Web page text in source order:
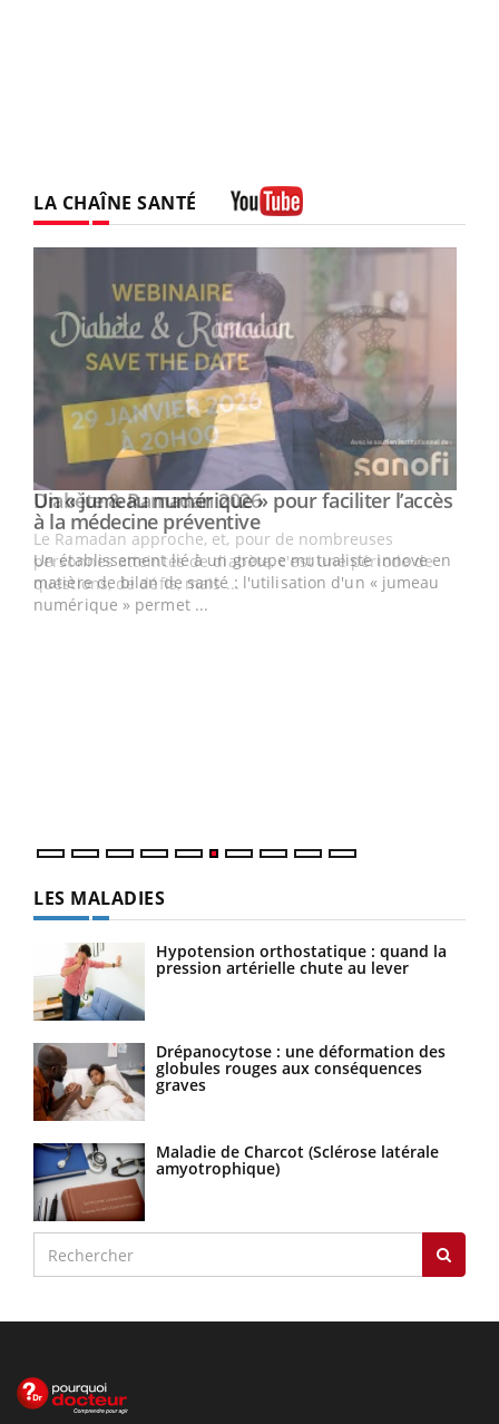
LA CHAÎNE SANTÉ
Youtube
Un « jumeau numérique » pour faciliter l’accès
à la médecine préventiveYoutube
Un établissement lié à un groupe mutualiste innove en
matière de bilan de santé : l'utilisation d'un « jumeau
numérique » permet ...
LES MALADIES
Hypotension orthostatique : quand la
pression artérielle chute au lever
Drépanocytose : une déformation des
globules rouges aux conséquences
graves
Maladie de Charcot (Sclérose latérale
amyotrophique)